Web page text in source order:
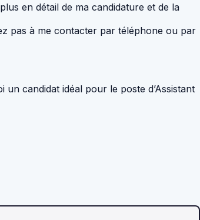
en détail de ma candidature et de la
pas à me contacter par téléphone ou par
candidat idéal pour le poste d’Assistant